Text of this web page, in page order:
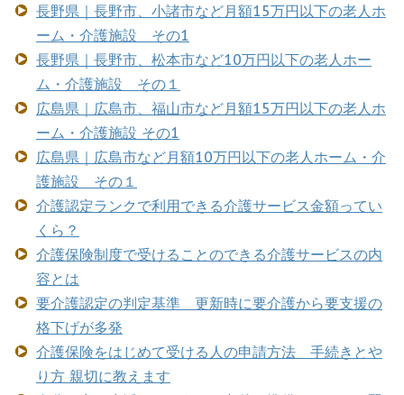
長野県｜長野市、小諸市など月額15万円以下の老人ホ
ーム・介護施設 その1
長野県｜長野市、松本市など10万円以下の老人ホー
ム・介護施設 その１
広島県｜広島市、福山市など月額15万円以下の老人ホ
ーム・介護施設 その1
広島県｜広島市など月額10万円以下の老人ホーム・介
護施設 その１
介護認定ランクで利用できる介護サービス金額ってい
くら？
介護保険制度で受けることのできる介護サービスの内
容とは
要介護認定の判定基準 更新時に要介護から要支援の
格下げが多発
介護保険をはじめて受ける人の申請方法 手続きとや
り方 親切に教えます